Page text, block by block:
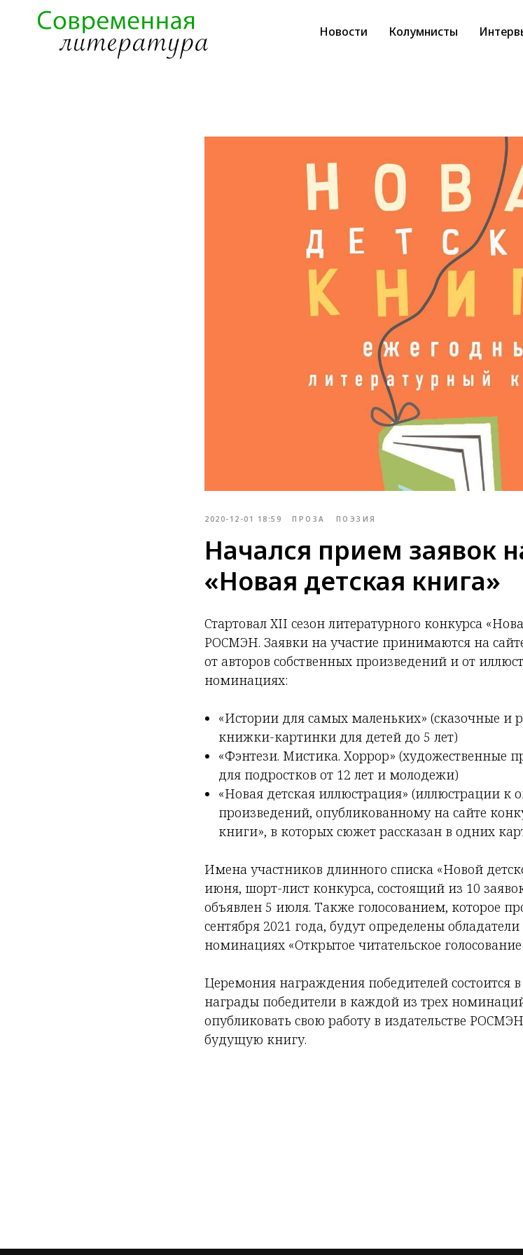
Новости Колумнисты
2020-12-01 18:59 ПРОЗА ПОЭЗИЯ
Начался прием заявок
«Новая детская книга»
Стартовал XII сезон литературного конкурса
РОСМЭН. Заявки на участие принимаются на
от авторов собственных произведений и от
номинациях:
«Истории для самых маленьких» (сказочные и
книжки-картинки для детей до 5 лет)
«Фэнтези. Мистика. Хоррор» (художественные
для подростков от 12 лет и молодежи)
«Новая детская иллюстрация» (иллюстрации к
произведений, опубликованному на сайте
книги», в которых сюжет рассказан в одних
Имена участников длинного списка «Новой
июня, шорт-лист конкурса, состоящий из 10
объявлен 5 июля. Также голосованием, которое
сентября 2021 года, будут определены
номинациях «Открытое читательское
Церемония награждения победителей состоится в
награды победители в каждой из трех
опубликовать свою работу в издательстве
будущую книгу.